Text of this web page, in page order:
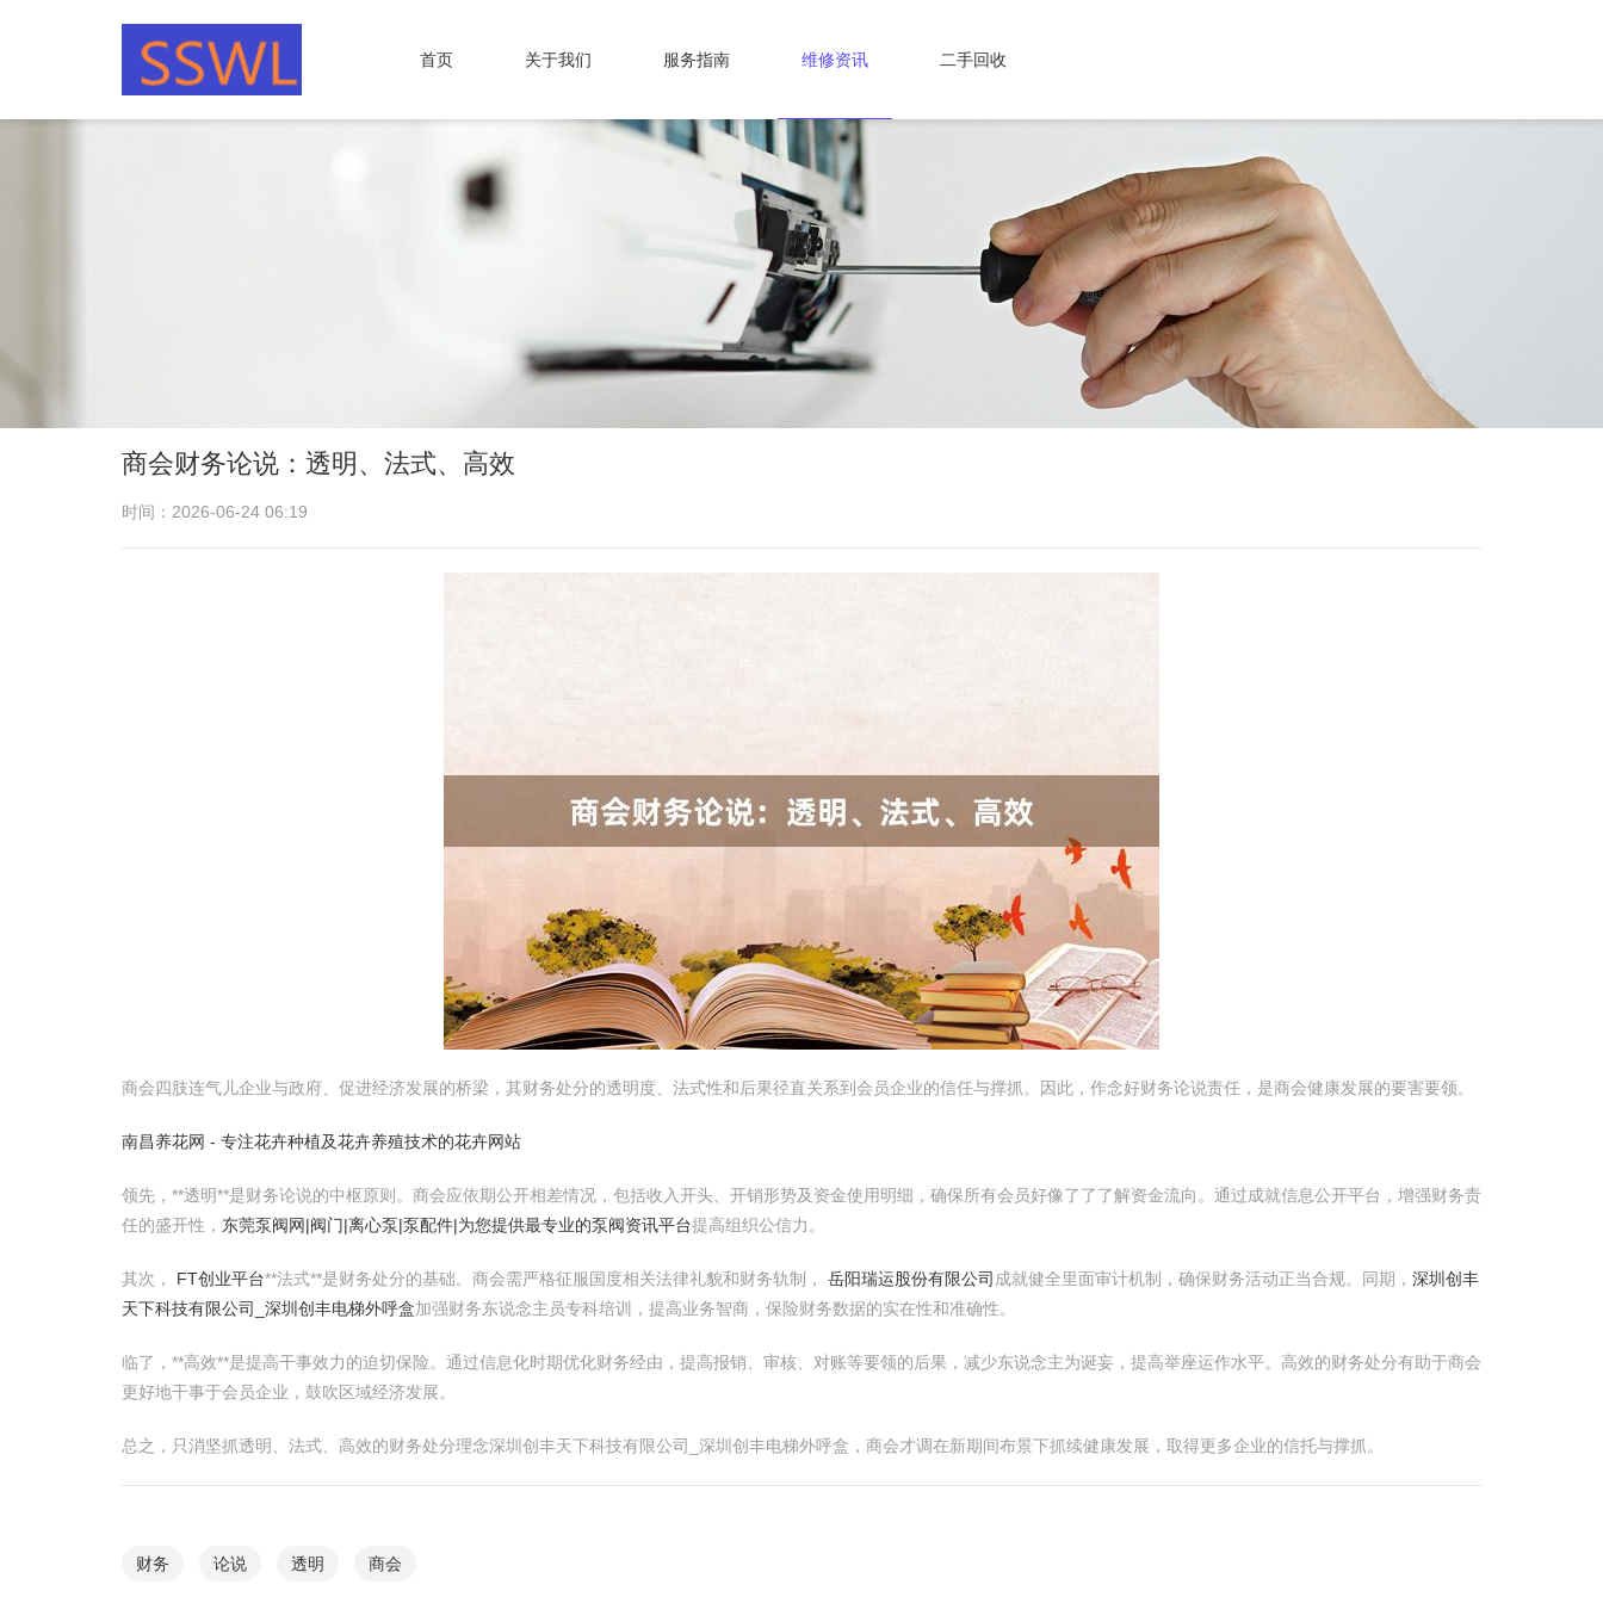
首页 关于我们 服务指南 维修资讯 二手回收
商会财务论说：透明、法式、高效
时间：2026-06-24 06:19
商会四肢连气儿企业与政府、促进经济发展的桥梁，其财务处分的透明度、法式性和后果径直关系到会员企业的信任与撑抓。因此，作念好财务论说责任，是商会健康发展的要害要领。
南昌养花网 - 专注花卉种植及花卉养殖技术的花卉网站
领先，**透明**是财务论说的中枢原则。商会应依期公开相差情况，包括收入开头、开销形势及资金使用明细，确保所有会员好像了了了解资金流向。通过成就信息公开平台，增强财务责
任的盛开性， 东莞泵阀网|阀门|离心泵|泵配件|为您提供最专业的泵阀资讯平台提高组织公信力。
其次， FT创业平台**法式**是财务处分的基础。商会需严格征服国度相关法律礼貌和财务轨制， 岳阳瑞运股份有限公司 成就健全里面审计机制，确保财务活动正当合规。同期， 深圳创丰
天下科技有限公司_深圳创丰电梯外呼盒加强财务东说念主员专科培训，提高业务智商，保险财务数据的实在性和准确性。
临了，**高效**是提高干事效力的迫切保险。通过信息化时期优化财务经由，提高报销、审核、对账等要领的后果，减少东说念主为诞妄，提高举座运作水平。高效的财务处分有助于商会
更好地干事于会员企业，鼓吹区域经济发展。
总之，只消坚抓透明、法式、高效的财务处分理念深圳创丰天下科技有限公司_深圳创丰电梯外呼盒，商会才调在新期间布景下抓续健康发展，取得更多企业的信托与撑抓。
财务 论说 透明 商会